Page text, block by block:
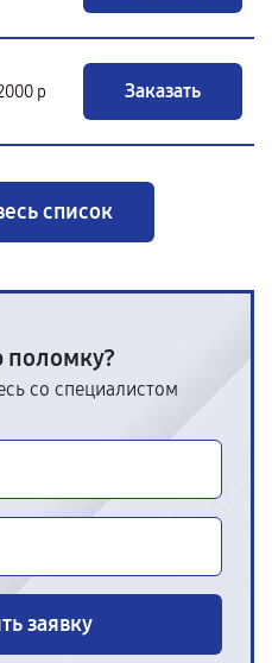
р Заказать
список
со специалистом
заявку